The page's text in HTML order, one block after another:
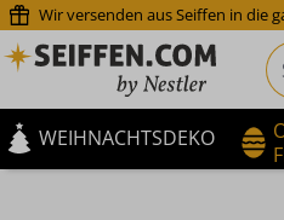
Hauptinhalt springen
Zur Suche springen
Zur Hauptnavigation
Wir versenden aus Seiffen in die
WEIHNACHTSDEKO